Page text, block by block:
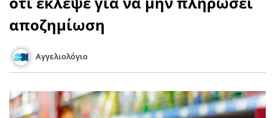
αποζημίωση
Αγγελιολόγιο